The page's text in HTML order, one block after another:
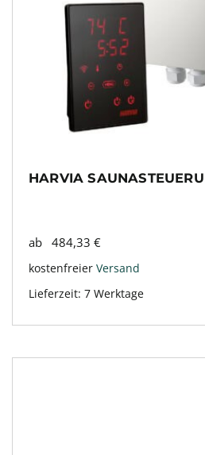
HARVIA
ab 484,33 €
kostenfreier Versand
Lieferzeit: 7 Werktage